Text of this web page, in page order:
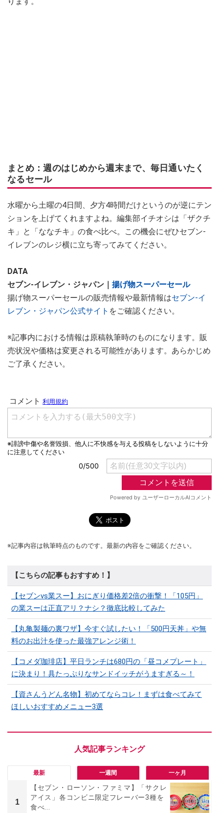
まとめ：週のはじめから週末まで、毎日通いたく
なるセール
水曜から土曜の4日間、夕方4時間だけというのが逆にテン
ションを上げてくれますよね。編集部イチオシは「ザクチ
キ」と「ななチキ」の食べ比べ。この機会にぜひセブン‐
イレブンのレジ横に立ち寄ってみてください。
DATA
セブン‐イレブン・ジャパン｜ 揚げ物スーパーセール
揚げ物スーパーセールの販売情報や最新情報はセブン‐イ
レブン・ジャパン公式サイト をご確認ください。
※記事内における情報は原稿執筆時のものになります。販
売状況や価格は変更される可能性があります。あらかじめ
ご了承ください。
※記事内容は執筆時点のものです。最新の内容をご確認ください。
【こちらの記事もおすすめ！】
【セブンvs業スー】おにぎり価格差2倍の衝撃！「105円」
の業スーは正直アリ？ナシ？徹底比較してみた
【丸亀製麺の裏ワザ】今すぐ試したい！「500円天丼」や無
料のお出汁を使った最強アレンジ術！
【コメダ珈琲店】平日ランチは680円の「昼コメプレート」
に決まり！具たっぷりなサンドイッチがうますぎる～！
【資さんうどん名物】初めてならコレ！まずは食べてみて
ほしいおすすめメニュー3選
最新 一週間 一ヶ月
1
【セブン・ローソン・ファミマ】「サクレ
アイス」各コンビニ限定フレーバー3種を
食べ...